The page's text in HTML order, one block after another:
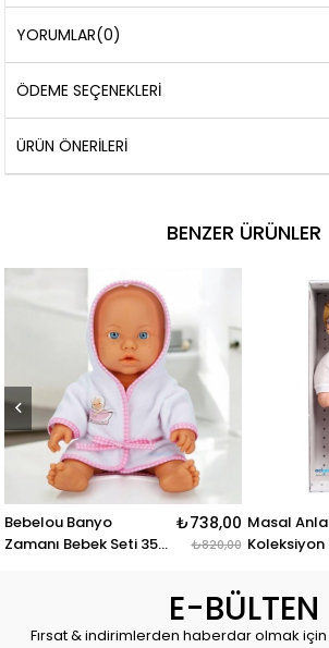
YORUMLAR(0)
ÖDEME SEÇENEKLERI
ÜRÜN ÖNERILERI
BENZER ÜRÜNLER
Banyo
Bebek Seti 35
₺738,00
₺820,00
Masal Anlatan
Koleksiyon
E-BÜLTEN
Fırsat & indirimlerden haberdar olmak